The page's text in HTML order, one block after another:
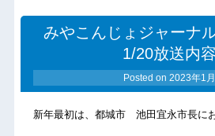
みやこんじょジャーナ
1/20放送内容
Posted on 2023年1
新年最初は、都城市 池田宜永市長に